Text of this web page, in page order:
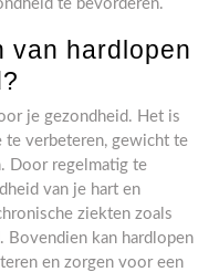
te bevorderen.
van hardlopen
je gezondheid. Het is
verbeteren, gewicht te
Door regelmatig te
van je hart en
ziekten zoals
Bovendien kan hardlopen
en zorgen voor een